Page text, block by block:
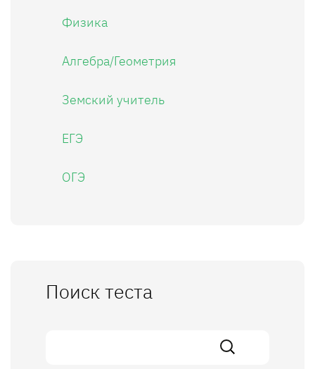
Физика
Алгебра/Геометрия
Земский учитель
ЕГЭ
ОГЭ
Поиск теста